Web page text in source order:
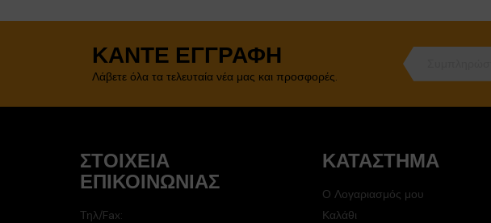
ΚΆΝΤΕ ΕΓΓΡΑΦΉ
Λάβετε όλα τα τελευταία νέα μας και προσφορές.
ΣΤΟΙΧΕΊΑ
ΕΠΙΚΟΙΝΩΝΊΑΣ
Τηλ/Fax:
ΚΑΤΆΣΤΗΜΑ
Ο Λογαριασμός μου
Καλάθι